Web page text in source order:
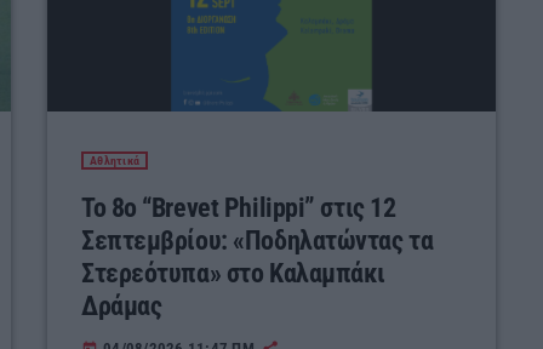
Αθλητικά
Το 8ο “Brevet Philippi” στις 12
Σεπτεμβρίου: «Ποδηλατώντας τα
Στερεότυπα» στο Καλαμπάκι
Δράμας